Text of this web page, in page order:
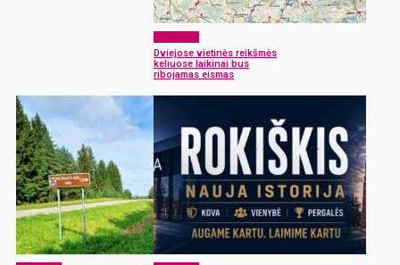
Dviejose vietinės reikšmės
keliuose laikinai bus
ribojamas eismas